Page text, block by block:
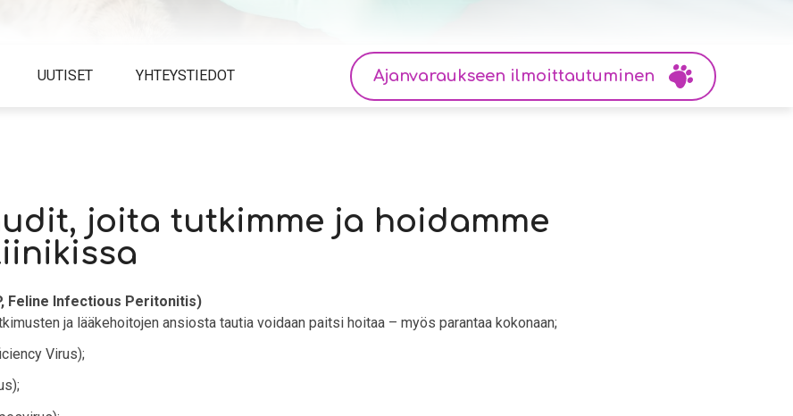
UUTISET YHTEYSTIEDOT Ajanvaraukseen ilmoittautuminen
joita tutkimme ja hoidamme
Feline Infectious Peritonitis)
ja lääkehoitojen ansiosta tautia voidaan paitsi hoitaa – myös parantaa kokonaan;
Virus);